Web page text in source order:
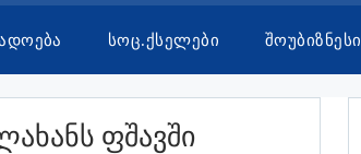
Სოც.ქსელები Შოუბიზნესი
Ფშავში